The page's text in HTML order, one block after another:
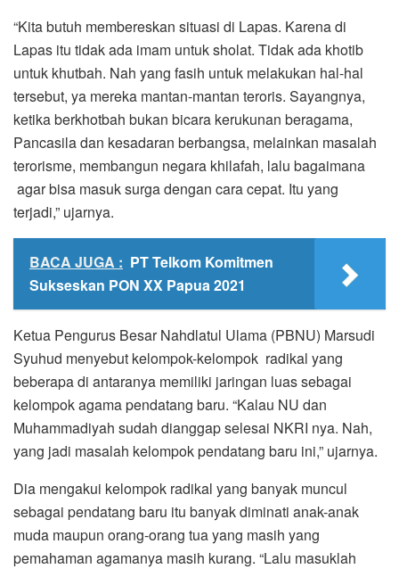
“Kita butuh membereskan situasi di Lapas. Karena di
Lapas itu tidak ada imam untuk sholat. Tidak ada khotib
untuk khutbah. Nah yang fasih untuk melakukan hal-hal
tersebut, ya mereka mantan-mantan teroris. Sayangnya,
ketika berkhotbah bukan bicara kerukunan beragama,
Pancasila dan kesadaran berbangsa, melainkan masalah
terorisme, membangun negara khilafah, lalu bagaimana
agar bisa masuk surga dengan cara cepat. Itu yang
terjadi,” ujarnya.
BACA JUGA : PT Telkom Komitmen
Sukseskan PON XX Papua 2021
Ketua Pengurus Besar Nahdlatul Ulama (PBNU) Marsudi
Syuhud menyebut kelompok-kelompok radikal yang
beberapa di antaranya memiliki jaringan luas sebagai
kelompok agama pendatang baru. “Kalau NU dan
Muhammadiyah sudah dianggap selesai NKRI nya. Nah,
yang jadi masalah kelompok pendatang baru ini,” ujarnya.
Dia mengakui kelompok radikal yang banyak muncul
sebagai pendatang baru itu banyak diminati anak-anak
muda maupun orang-orang tua yang masih yang
pemahaman agamanya masih kurang. “Lalu masuklah